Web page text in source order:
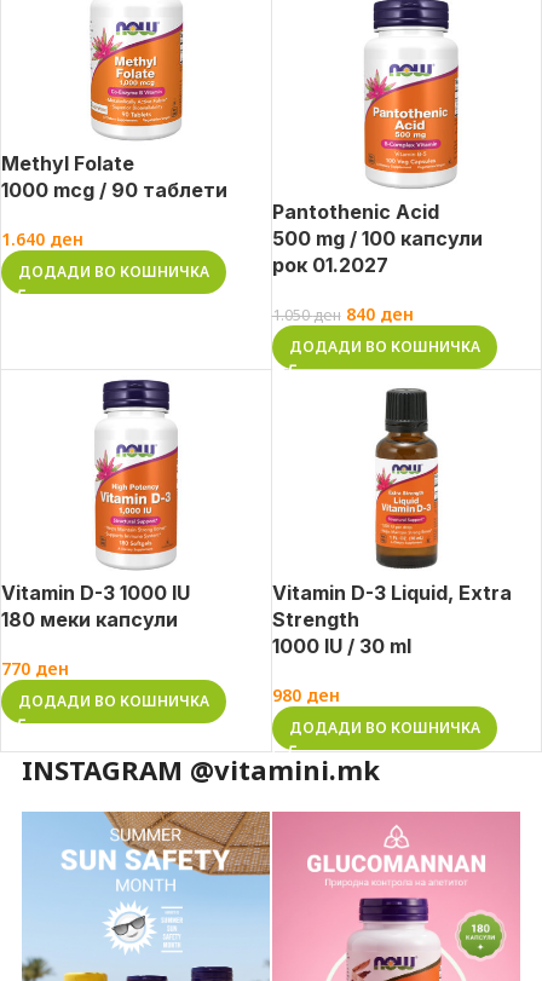
Methyl Folate
1000 mcg / 90 таблети
1.640 ден
ДОДАДИ ВО КОШНИЧКА
Pantothenic Acid
500 mg / 100 капсули
рок 01.2027
1.050ден 840 ден
ДОДАДИ ВО КОШНИЧКА
Vitamin D-3 1000 IU
180 меки капсули
770 ден
ДОДАДИ ВО КОШНИЧКА
Vitamin D-3 Liquid, Extra
Strength
1000 IU / 30 ml
980 ден
ДОДАДИ ВО КОШНИЧКА
INSTAGRAM @vitamini.mk